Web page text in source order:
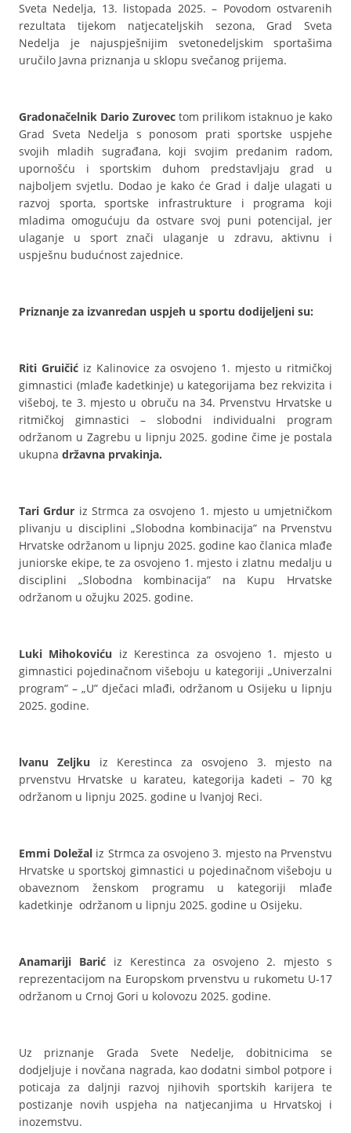
Sveta Nedelja, 13. listopada 2025. – Povodom ostvarenih
rezultata tijekom natjecateljskih sezona, Grad Sveta
Nedelja je najuspješnijim svetonedeljskim sportašima
uručilo Javna priznanja u sklopu svečanog prijema.
Gradonačelnik Dario Zurovec tom prilikom istaknuo je kako
Grad Sveta Nedelja s ponosom prati sportske uspjehe
svojih mladih sugrađana, koji svojim predanim radom,
upornošću i sportskim duhom predstavljaju grad u
najboljem svjetlu. Dodao je kako će Grad i dalje ulagati u
razvoj sporta, sportske infrastrukture i programa koji
mladima omogućuju da ostvare svoj puni potencijal, jer
ulaganje u sport znači ulaganje u zdravu, aktivnu i
uspješnu budućnost zajednice.
Priznanje za izvanredan uspjeh u sportu dodijeljeni su:
Riti Gruičićiz Kalinovice za osvojeno 1. mjesto u ritmičkoj
gimnastici (mlađe kadetkinje) u kategorijama bez rekvizita i
višeboj, te 3. mjesto u obruču na 34. Prvenstvu Hrvatske u
ritmičkoj gimnastici – slobodni individualni program
održanom u Zagrebu u lipnju 2025. godine čime je postala
ukupna državna prvakinja.
Tari Grdur iz Strmca za osvojeno 1. mjesto u umjetničkom
plivanju u disciplini „Slobodna kombinacija” na Prvenstvu
Hrvatske održanom u lipnju 2025. godine kao članica mlađe
juniorske ekipe, te za osvojeno 1. mjesto i zlatnu medalju u
disciplini „Slobodna kombinacija” na Kupu Hrvatske
održanom u ožujku 2025. godine.
Luki Mihokoviću iz Kerestinca za osvojeno 1. mjesto u
gimnastici pojedinačnom višeboju u kategoriji „Univerzalni
program” – „U” dječaci mlađi, održanom u Osijeku u lipnju
2025. godine.
lvanu Zeljku iz Kerestinca za osvojeno 3. mjesto na
prvenstvu Hrvatske u karateu, kategorija kadeti – 70 kg
održanom u lipnju 2025. godine u lvanjoj Reci.
Emmi Doležal iz Strmca za osvojeno 3. mjesto na Prvenstvu
Hrvatske u sportskoj gimnastici u pojedinačnom višeboju u
obaveznom ženskom programu u kategoriji mlađe
kadetkinje održanom u lipnju 2025. godine u Osijeku.
Anamariji Barićiz Kerestinca za osvojeno 2. mjesto s
reprezentacijom na Europskom prvenstvu u rukometu U-17
održanom u Crnoj Gori u kolovozu 2025. godine.
Uz priznanje Grada Svete Nedelje, dobitnicima se
dodjeljuje i novčana nagrada, kao dodatni simbol potpore i
poticaja za daljnji razvoj njihovih sportskih karijera te
postizanje novih uspjeha na natjecanjima u Hrvatskoj i
inozemstvu.